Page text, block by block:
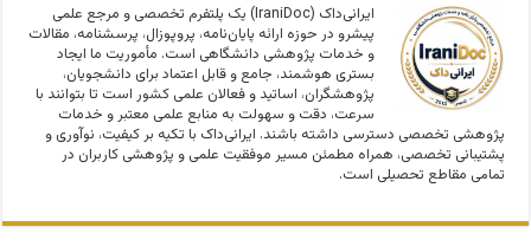
ایرانی‌داک (IraniDoc) یک پلتفرم تخصصی و مرجع علمی
پیشرو در حوزه ارائه پایان‌نامه، پروپوزال، پرسشنامه، مقالات
و خدمات پژوهشی دانشگاهی است. مأموریت ما ایجاد
بستری هوشمند، جامع و قابل اعتماد برای دانشجویان،
پژوهشگران، اساتید و فعالان علمی کشور است تا بتوانند با
سرعت، دقت و سهولت به منابع علمی معتبر و خدمات
پژوهشی تخصصی دسترسی داشته باشند. ایرانی‌داک با تکیه بر کیفیت، نوآوری و
پشتیبانی تخصصی، همراه مطمئن مسیر موفقیت علمی و پژوهشی کاربران در
تمامی مقاطع تحصیلی است.